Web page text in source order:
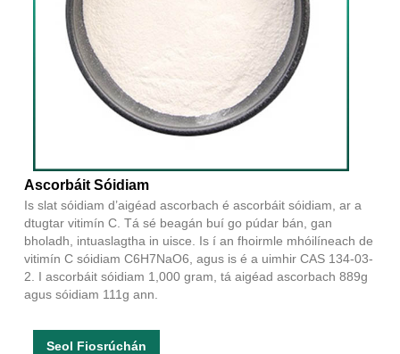
Ascorbáit Sóidiam
Is slat sóidiam d’aigéad ascorbach é ascorbáit sóidiam, ar a
dtugtar vitimín C. Tá sé beagán buí go púdar bán, gan
bholadh, intuaslagtha in uisce. Is í an fhoirmle mhóilíneach de
vitimín C sóidiam C6H7NaO6, agus is é a uimhir CAS 134-03-
2. I ascorbáit sóidiam 1,000 gram, tá aigéad ascorbach 889g
agus sóidiam 111g ann.
Seol Fiosrúchán